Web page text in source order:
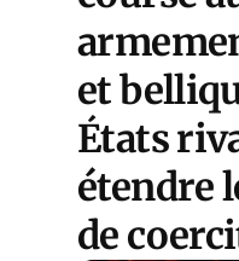
et
États
étendre
de